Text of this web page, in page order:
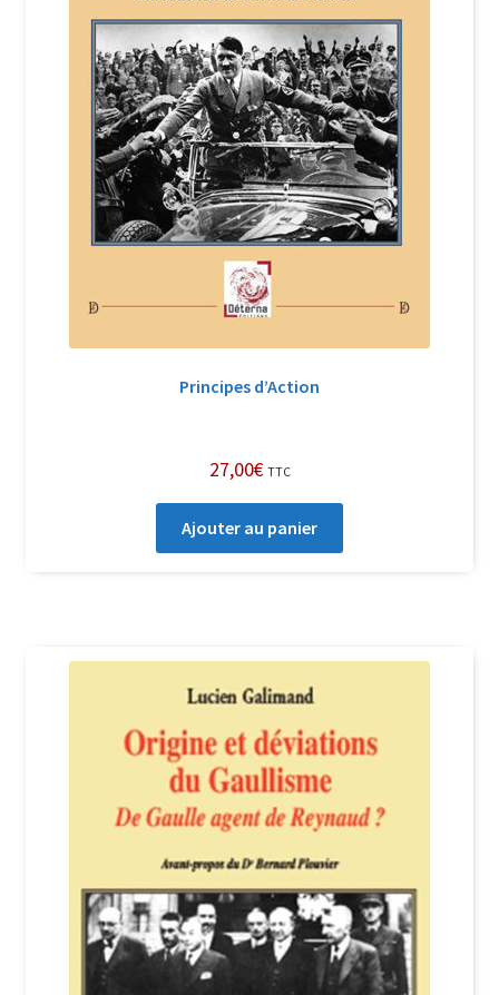
Principes d’Action
27,00€ TTC
Ajouter au panier